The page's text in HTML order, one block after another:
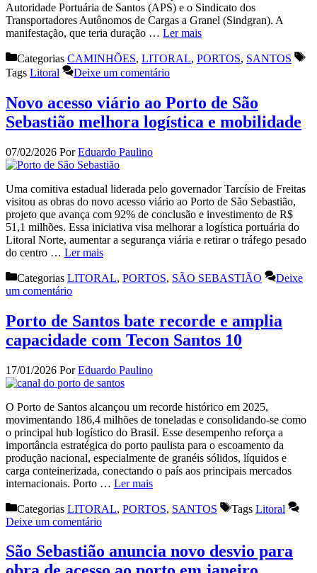
Autoridade Portuária de Santos (APS) e o Sindicato dos
Transportadores Autônomos de Cargas a Granel (Sindgran). A
manifestação, que teria duração … Ler mais
Categorias CAMINHÕES, LITORAL, PORTOS, SANTOS
Tags Litoral Deixe um comentário
Novo acesso viário ao Porto de São
Sebastião melhora logística e mobilidade
07/02/2026 PorEduardo Paulino
Uma comitiva estadual liderada pelo governador Tarcísio de Freitas
visitou as obras do novo acesso viário ao Porto de São Sebastião,
projeto que avança com 92% de conclusão e investimento de R$
51,1 milhões. Essa iniciativa visa melhorar a logística portuária do
Litoral Norte, aumentar a segurança viária e retirar o tráfego pesado
do centro … Ler mais
Categorias LITORAL, PORTOS, SÃO SEBASTIÃO
Deixe
um comentário
Porto de Santos bate recorde e amplia
capacidade com Tecon Santos 10
17/01/2026 PorEduardo Paulino
O Porto de Santos alcançou um recorde histórico em 2025,
movimentando 186,4 milhões de toneladas e consolidando-se como
o principal hub logístico do Brasil. Esse desempenho reforça a
importância estratégica do porto paulista para o escoamento da
produção nacional, especialmente de granéis sólidos, líquidos e
carga conteinerizada, conectando o país aos principais mercados
internacionais. Porto … Ler mais
Categorias LITORAL, PORTOS, SANTOS Tags Litoral
Deixe um comentário
São Sebastião anuncia novo desvio para